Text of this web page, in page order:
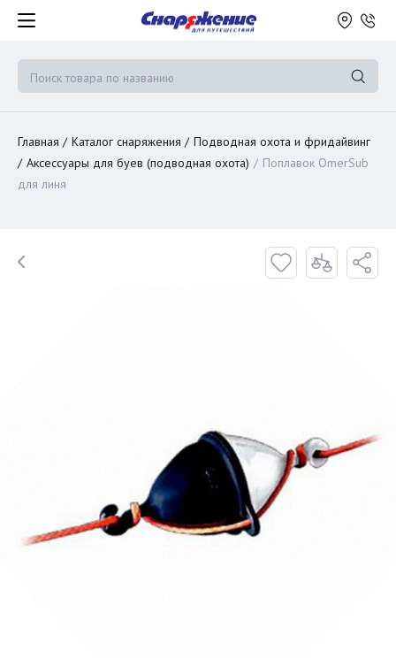
Главная Каталог снаряжения
Подводная охота и фридайвинг
Аксессуары для буев (подводная охота)
Поплавок OmerSub
для линя